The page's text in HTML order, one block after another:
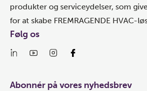
produkter og serviceydelser, som
for at skabe FREMRAGENDE HVAC-
Følg os
Abonnér på vores nyhedsbrev